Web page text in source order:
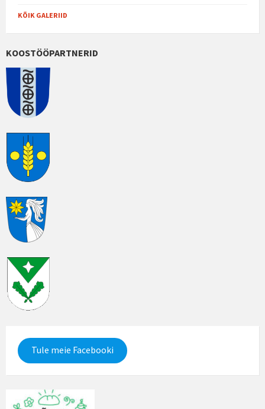
KÕIK GALERIID
KOOSTÖÖPARTNERID
Tule meie Facebooki